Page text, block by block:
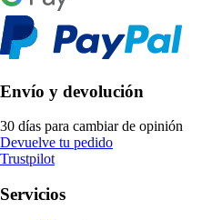
Envío y devolución
30 días para cambiar de opinión
Devuelve tu pedido
Trustpilot
Servicios